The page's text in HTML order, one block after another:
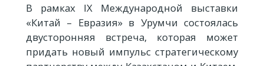
В рамках IX Международной выставки
«Китай – Евразия» в Урумчи состоялась
двусторонняя встреча, которая может
придать новый импульс стратегическому